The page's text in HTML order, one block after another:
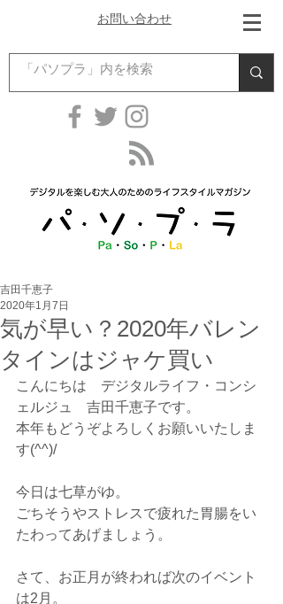
お問い合わせ
気が早い？2020年バレン
タインはジャケ買い
吉田千恵子
2020年1月7日
こんにちは　デジタルライフ・コンシ
ェルジュ　吉田千恵子です。
本年もどうぞよろしくお願いいたしま
す(^^)/
今日は七草がゆ。
ごちそうやストレスで疲れた胃腸をい
たわってあげましょう。
さて、お正月が終われば次のイベント
は2月。